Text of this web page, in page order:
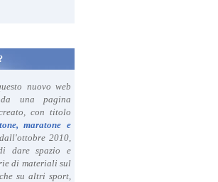
nuovo web
una pagina
con titolo
maratone e
2010,
dare spazio e
di materiali sul
su altri sport,